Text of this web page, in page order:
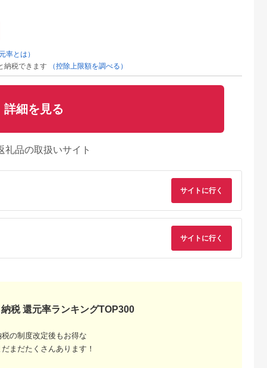
アム
県産黒豚3
べ(総量
ロース・黒
5.0
税
鹿児島県 いちき串木野
レンジでチン！金の桜
黒豚 6食分 「黒豚味
噌ステーキ （90g×6
5.0
率とは）
納税できます
（控除上限額を調べる）
詳細を見る
礼品の取扱いサイト
サイトに行く
サイトに行く
税 還元率ランキングTOP300
の制度改定後もお得な
まだたくさんあります！